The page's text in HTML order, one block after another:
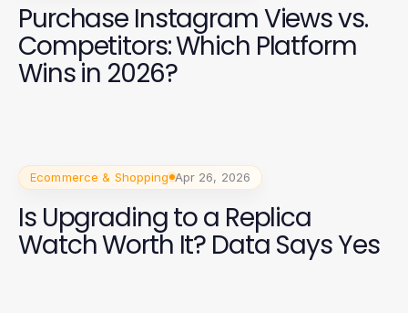
Purchase Instagram Views vs.
Competitors: Which Platform
Wins in 2026?
Ecommerce & Shopping Apr 26, 2026
Is Upgrading to a Replica
Watch Worth It? Data Says Yes